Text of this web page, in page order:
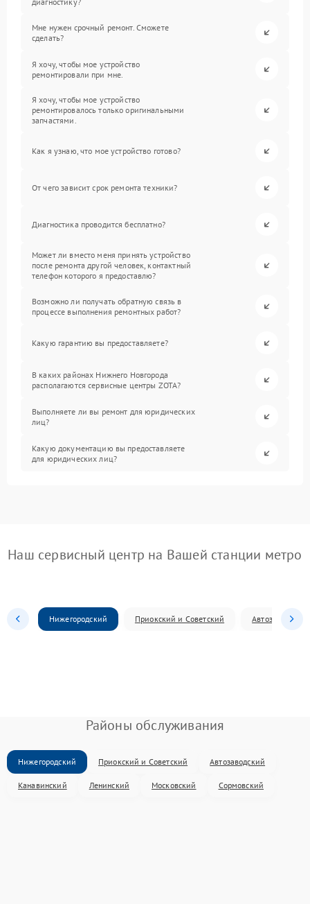
Мне нужен срочный ремонт. Сможете
сделать?
Я хочу, чтобы мое устройство
ремонтировали при мне.
Я хочу, чтобы мое устройство
ремонтировалось только оригинальными
запчастями.
Как я узнаю, что мое устройство готово?
От чего зависит срок ремонта техники?
Диагностика проводится бесплатно?
Может ли вместо меня принять устройство
после ремонта другой человек, контактный
телефон которого я предоставлю?
Возможно ли получать обратную связь в
процессе выполнения ремонтных работ?
Какую гарантию вы предоставляете?
В каких районах Нижнего Новгорода
располагаются сервисные центры ZOTA?
Выполняете ли вы ремонт для юридических
лиц?
Какую документацию вы предоставляете
для юридических лиц?
Наш сервисный центр на Вашей станции метро
Нижегородский Приокский и Советский Автозаводский
Районы обслуживания
Нижегородский Приокский и Советский Автозаводский
Канавинский Ленинский Московский Сормовский